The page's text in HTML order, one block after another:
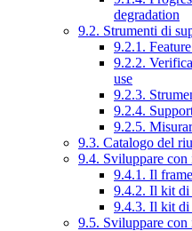
degradation
9.2. Strumenti di
9.2.1.
9.2.2.
use
9.2.3.
9.2.4.
9.2.5.
9.3. Catalogo del
9.4. Sviluppare con
9.4.1. Il
9.4.2. Il kit di
9.4.3. Il kit
9.5. Sviluppare